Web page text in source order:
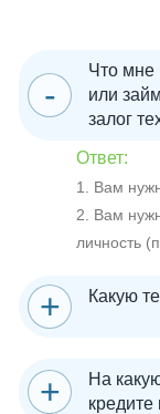
Что мне
или
залог
Ответ:
1. Вам
2. Вам
личность
Какую
На
кредите